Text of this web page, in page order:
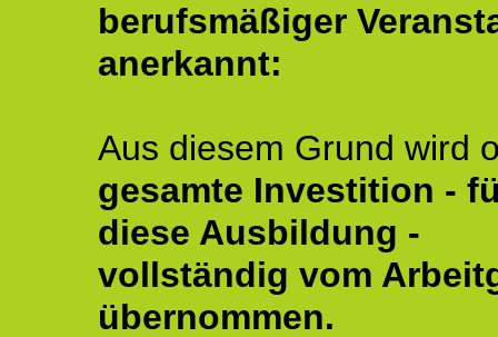
berufsmäßiger
anerkannt:
Aus diesem Grund wird
gesamte Investition -
diese Ausbildung -
vollständig vom
übernommen.